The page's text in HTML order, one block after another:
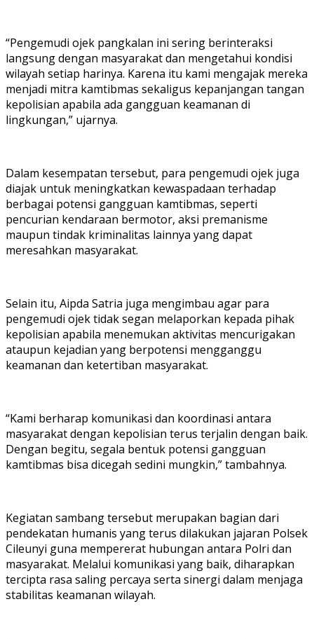
“Pengemudi ojek pangkalan ini sering berinteraksi
langsung dengan masyarakat dan mengetahui kondisi
wilayah setiap harinya. Karena itu kami mengajak mereka
menjadi mitra kamtibmas sekaligus kepanjangan tangan
kepolisian apabila ada gangguan keamanan di
lingkungan,” ujarnya.
Dalam kesempatan tersebut, para pengemudi ojek juga
diajak untuk meningkatkan kewaspadaan terhadap
berbagai potensi gangguan kamtibmas, seperti
pencurian kendaraan bermotor, aksi premanisme
maupun tindak kriminalitas lainnya yang dapat
meresahkan masyarakat.
Selain itu, Aipda Satria juga mengimbau agar para
pengemudi ojek tidak segan melaporkan kepada pihak
kepolisian apabila menemukan aktivitas mencurigakan
ataupun kejadian yang berpotensi mengganggu
keamanan dan ketertiban masyarakat.
“Kami berharap komunikasi dan koordinasi antara
masyarakat dengan kepolisian terus terjalin dengan baik.
Dengan begitu, segala bentuk potensi gangguan
kamtibmas bisa dicegah sedini mungkin,” tambahnya.
Kegiatan sambang tersebut merupakan bagian dari
pendekatan humanis yang terus dilakukan jajaran Polsek
Cileunyi guna mempererat hubungan antara Polri dan
masyarakat. Melalui komunikasi yang baik, diharapkan
tercipta rasa saling percaya serta sinergi dalam menjaga
stabilitas keamanan wilayah.